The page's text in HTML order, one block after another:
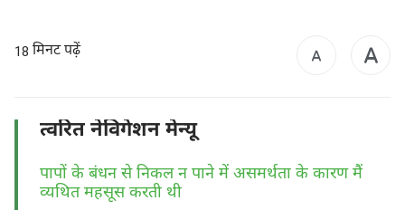
18 मिनट पढ़ें
त्वरित नेविगेशन मेन्यू
पापों के बंधन से निकल न पाने में असमर्थता के कारण मैं
व्यथित महसूस करती थी